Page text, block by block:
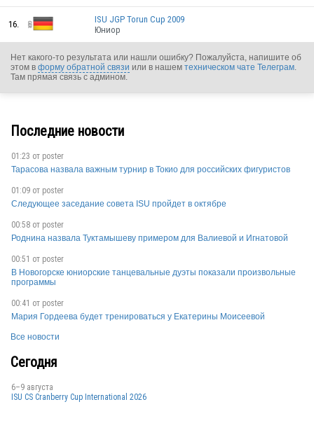
GER
GER
16.
GER
ISU JGP Torun Cup 2009
Юниор
Нет какого-то результата или нашли ошибку? Пожалуйста, напишите об
этом в форму обратной связи или в нашем техническом чате Телеграм.
Там прямая связь с админом.
Последние новости
01:23 от poster
Тарасова назвала важным турнир в Токио для российских фигуристов
01:09 от poster
Следующее заседание совета ISU пройдет в октябре
00:58 от poster
Роднина назвала Туктамышеву примером для Валиевой и Игнатовой
00:51 от poster
В Новогорске юниорские танцевальные дуэты показали произвольные
программы
00:41 от poster
Мария Гордеева будет тренироваться у Екатерины Моисеевой
Все новости
Сегодня
6–9 августа
ISU CS Cranberry Cup International 2026